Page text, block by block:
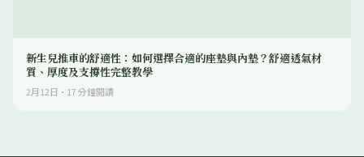
新生兒推車的舒適性：如何選擇合適的座墊與內墊？舒適透氣材
質、厚度及支撐性完整教學
2月12日 · 17分鐘閱讀